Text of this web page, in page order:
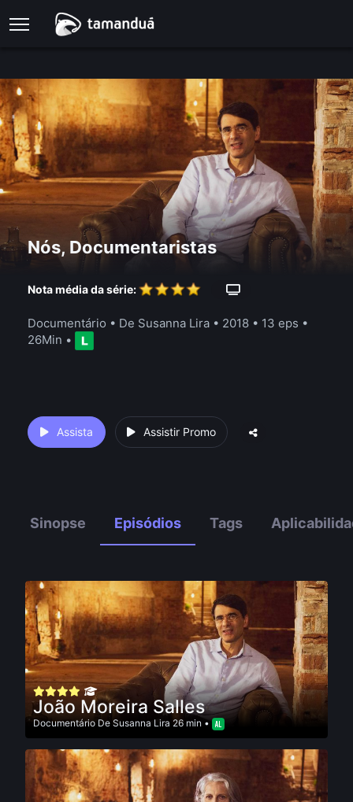
Nós, Documentaristas
Nota média da série:
Documentário • De Susanna Lira • 2018 • 13 eps •
26Min •
Assista Assistir Promo
Sinopse Episódios Tags
João Moreira Salles
Documentário De Susanna Lira 26 min •